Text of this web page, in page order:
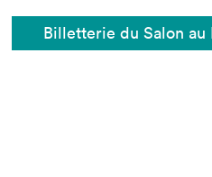
Billetterie du Salon au